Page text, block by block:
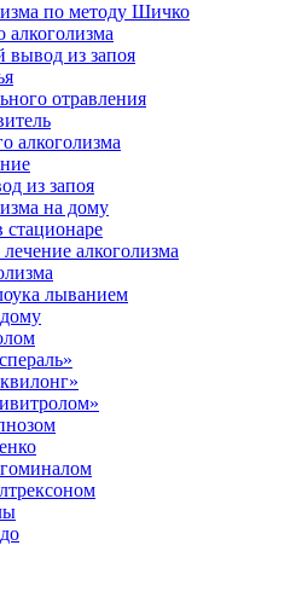
по методу Шичко
алкоголизма
из запоя
отравления
алкоголизма
из запоя
на дому
стационаре
алкоголизма
лыванием